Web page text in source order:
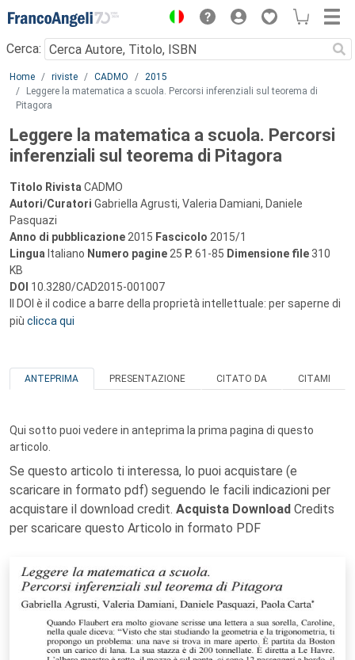
Menu
Cerca:
Main content
Home riviste CADMO
2015
Leggere la matematica a scuola. Percorsi inferenziali sul teorema di
Pitagora
Leggere la matematica a scuola. Percorsi
inferenziali sul teorema di Pitagora
Titolo Rivista CADMO
Autori/Curatori Gabriella Agrusti, Valeria Damiani, Daniele
Pasquazi
Anno di pubblicazione 2015 Fascicolo 2015/1
Lingua Italiano Numero pagine 25 P. 61-85 Dimensione file 310
KB
DOI 10.3280/CAD2015-001007
Il DOI è il codice a barre della proprietà intellettuale: per saperne di
più clicca qui
ANTEPRIMA PRESENTAZIONE CITATO DA CITAMI
Qui sotto puoi vedere in anteprima la prima pagina di questo
articolo.
Se questo articolo ti interessa, lo puoi acquistare (e
scaricare in formato pdf) seguendo le facili indicazioni per
acquistare il download credit. Acquista Download Credits
per scaricare questo Articolo in formato PDF